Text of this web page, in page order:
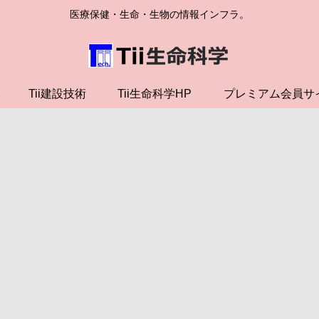
医療保健・生命・生物の情報インフラ。
Tii建設技術 Tii生命科学HP プレミアム会員サ